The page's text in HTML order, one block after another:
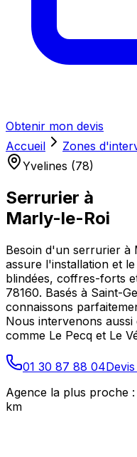
Obtenir mon devis
Accueil
Zones
Yvelines (78)
Serrurier à
Marly-le-Roi
Besoin d'un serrurier à
assure l'installation et
blindées, coffres-forts
78160. Basés à Saint-
connaissons
Nous intervenons aussi
comme Le Pecq et Le
01 30 87 88 04
Agence la plus proche :
km